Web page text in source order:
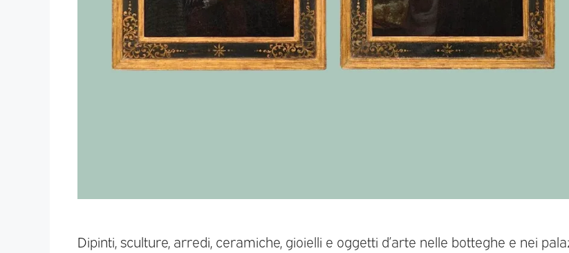
Dipinti, sculture, arredi, ceramiche, gioielli e oggetti d’arte nelle botteghe e nei